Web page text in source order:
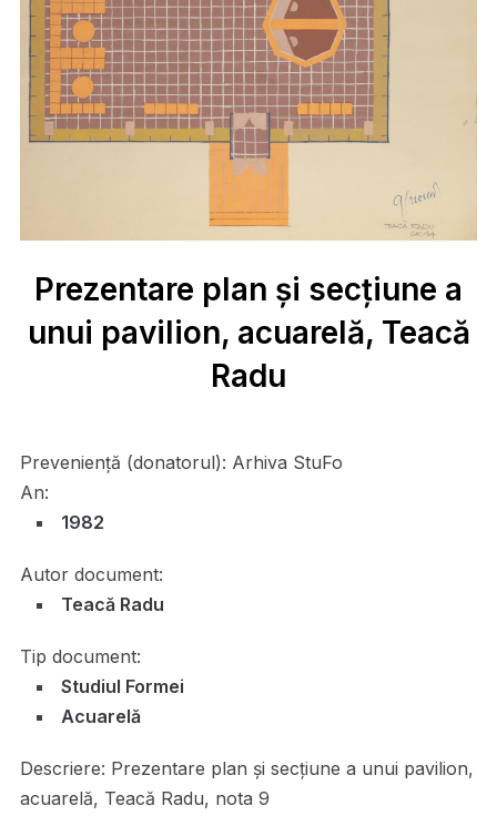
Prezentare plan și secțiune a
unui pavilion, acuarelă, Teacă
Radu
Preveniență (donatorul): Arhiva StuFo
An:
1982
Autor document:
Teacă Radu
Tip document:
Studiul Formei
Acuarelă
Descriere: Prezentare plan și secțiune a unui pavilion,
acuarelă, Teacă Radu, nota 9